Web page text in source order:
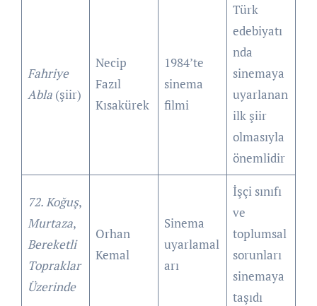
Fahriye
Abla (şiir)
Necip
Fazıl
Kısakürek
1984’te
sinema
filmi
Türk
edebiyatı
nda
sinemaya
uyarlanan
ilk şiir
olmasıyla
önemlidir
72. Koğuş,
Murtaza,
Bereketli
Topraklar
Üzerinde
Orhan
Kemal
Sinema
uyarlamal
arı
İşçi sınıfı
ve
toplumsal
sorunları
sinemaya
taşıdı